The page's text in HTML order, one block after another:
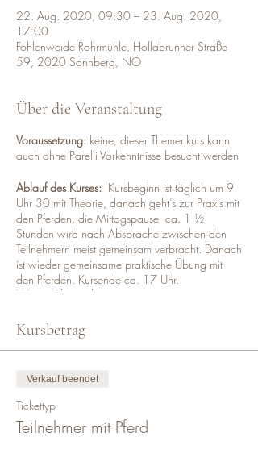
22. Aug. 2020, 09:30 – 23. Aug. 2020,
17:00
Fohlenweide Rohrmühle, Hollabrunner Straße
59, 2020 Sonnberg, NÖ
Über die Veranstaltung
Voraussetzung: keine, dieser Themenkurs kann
auch ohne Parelli Vorkenntnisse besucht werden
Ablauf des Kurses: Kursbeginn ist täglich um 9
Uhr 30 mit Theorie, danach geht’s zur Praxis mit
den Pferden, die Mittagspause ca. 1 ½
Stunden wird nach Absprache zwischen den
Teilnehmern meist gemeinsam verbracht. Danach
ist wieder gemeinsame praktische Übung mit
den Pferden. Kursende ca. 17 Uhr.
Weitere Themenkurse:
Tage
„Von der Stange bis zum Sprung“
Jungpferdekurs „Der richtige Start ist alles!“
Die Kursgebühr für Teilnehmer mit Pferd beträgt
Kursbetrag
Verkauf beendet
Tickettyp
Teilnehmer mit Pferd